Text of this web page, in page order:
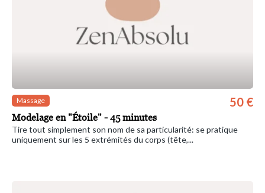
Massage
Modelage en "Étoile" - 45 minutes
50 €
Tire tout simplement son nom de sa particularité: se pratique
uniquement sur les 5 extrémités du corps (tête,...